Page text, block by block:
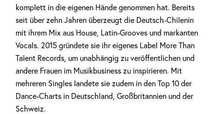
komplett in die eigenen Hände genommen hat. Bereits
seit über zehn Jahren überzeugt die Deutsch-Chilenin
mit ihrem Mix aus House, Latin-Grooves und markanten
Vocals. 2015 gründete sie ihr eigenes Label More Than
Talent Records, um unabhängig zu veröffentlichen und
andere Frauen im Musikbusiness zu inspirieren. Mit
mehreren Singles landete sie zudem in den Top 10 der
Dance-Charts in Deutschland, Großbritannien und der
Schweiz.